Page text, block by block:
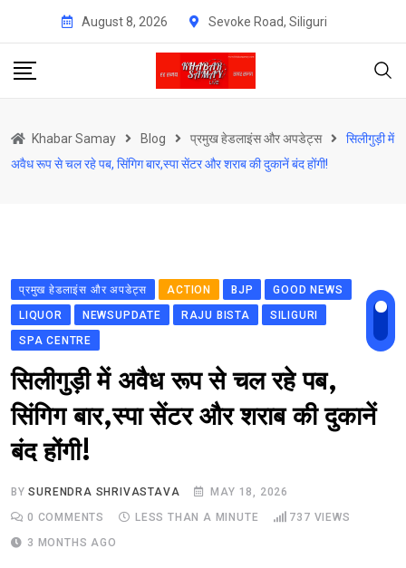
content
August 8, 2026 Sevoke Road, Siliguri
Khabar Samay Blog प्रमुख हेडलाइंस और अपडेट्स
सिलीगुड़ी में
अवैध रूप से चल रहे पब, सिंगिग बार,स्पा सेंटर और शराब की दुकानें बंद होंगी!
प्रमुख हेडलाइंस और अपडेट्स ACTION BJP
GOOD NEWS
LIQUOR
NEWSUPDATE RAJU BISTA
SILIGURI
SPA CENTRE
सिलीगुड़ी में अवैध रूप से चल रहे पब,
सिंगिग बार,स्पा सेंटर और शराब की दुकानें
बंद होंगी!
BYSURENDRA SHRIVASTAVA
MAY 18, 2026
0 COMMENTS LESS THAN A MINUTE 737 VIEWS
3 MONTHS AGO